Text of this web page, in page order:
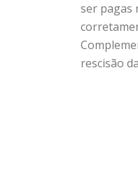
ser pagas
rescisão